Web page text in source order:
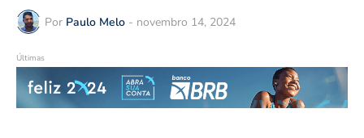
Por Paulo Melo - novembro 14, 2024
Últimas